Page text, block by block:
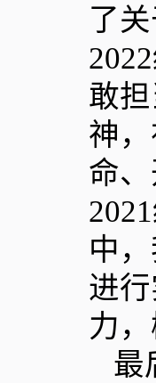
了
2022
敢
神
命
2021
中
进
力
最